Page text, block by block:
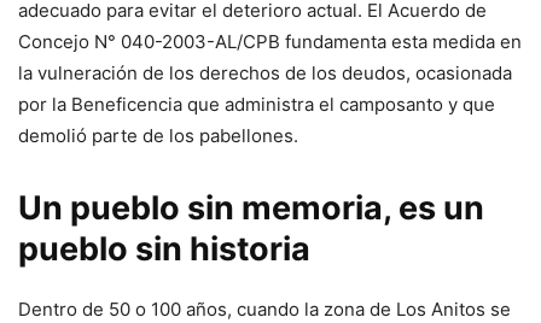
adecuado para evitar el deterioro actual. El Acuerdo de
Concejo N° 040-2003-AL/CPB fundamenta esta medida en
la vulneración de los derechos de los deudos, ocasionada
por la Beneficencia que administra el camposanto y que
demolió parte de los pabellones.
Un pueblo sin memoria, es un
pueblo sin historia
Dentro de 50 o 100 años, cuando la zona de Los Anitos se